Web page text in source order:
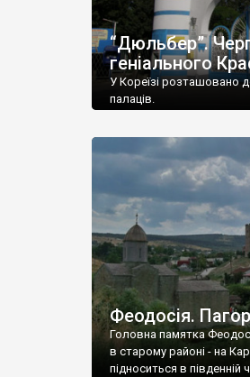
“Дюльбер”.
геніального
У Кореїзі розташовано
палаців.
Феодосія.
Головна памятка
в старому районі - на
підноситься в південній